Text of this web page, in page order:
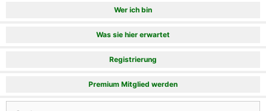
Wer ich bin
Was sie hier erwartet
Registrierung
Premium Mitglied werden